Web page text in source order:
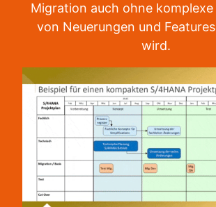
Migration auch ohne
von Neuerungen und
wird.